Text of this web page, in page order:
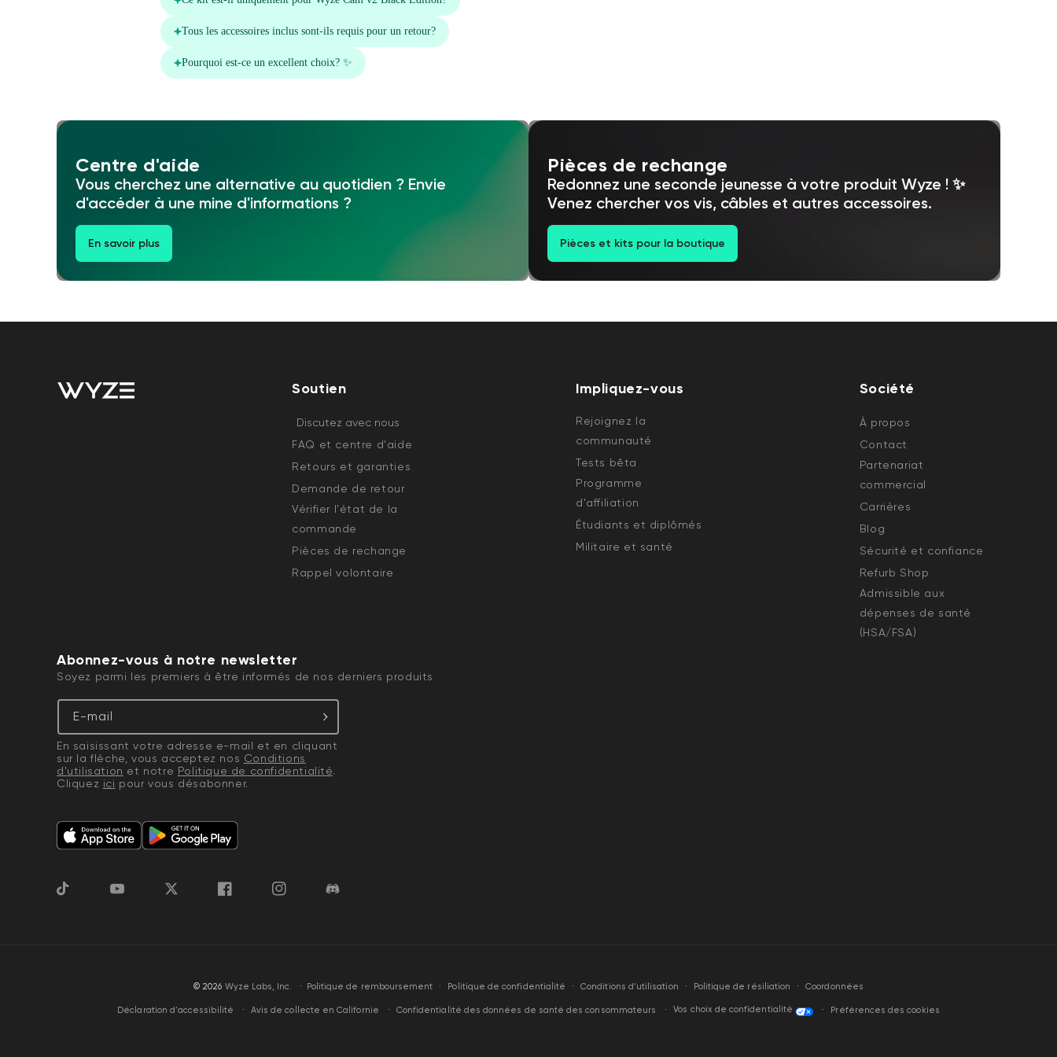
Centre d'aide
Vous cherchez une alternative au quotidien ? Envie
d'accéder à une mine d'informations ?
En savoir plus
Pièces de rechange
Redonnez une seconde jeunesse à votre produit Wyze ! ✨
Venez chercher vos vis, câbles et autres accessoires.
Pièces et kits pour la boutique
Soutien
Discutez avec nous
FAQ et centre d'aide
Retours et garanties
Demande de retour
Vérifier l'état de la
commande
Pièces de rechange
Rappel volontaire
Impliquez-vous
Rejoignez la
communauté
Tests bêta
Programme
d'affiliation
Étudiants et diplômés
Militaire et santé
Société
À propos
Contact
Partenariat
commercial
Carrières
Blog
Sécurité et confiance
Refurb Shop
Admissible aux
dépenses de santé
(HSA/FSA)
Abonnez-vous à notre newsletter
Soyez parmi les premiers à être informés de nos derniers produits
E-mail
En saisissant votre adresse e-mail et en cliquant
sur la flèche, vous acceptez nos Conditions
d'utilisation et notre Politique de confidentialité.
Cliquez ici pour vous désabonner.
TikTok YouTube GazouillementFacebookInstagramDiscorde
© 2026 Wyze Labs, Inc. · Politique de remboursement Politique de confidentialité Conditions d’utilisation Politique de résiliation Coordonnées
Déclaration d'accessibilité Avis de collecte en Californie Confidentialité des données de santé des consommateurs Vos choix de confidentialité Préférences des cookies